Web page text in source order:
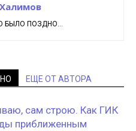
БЫЛО ПОЗДНО...
ЕЩЕ ОТ АВТОРА
сам строю. Как ГИК
приближенным